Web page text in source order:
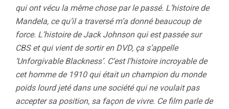
qui ont vécu la même chose par le passé. L’histoire de
Mandela, ce qu’il a traversé m’a donné beaucoup de
force. L’histoire de Jack Johnson qui est passée sur
CBS et qui vient de sortir en DVD, ça s’appelle
‘Unforgivable Blackness’. C’est l’histoire incroyable de
cet homme de 1910 qui était un champion du monde
poids lourd jeté dans une société qui ne voulait pas
accepter sa position, sa façon de vivre. Ce film parle de